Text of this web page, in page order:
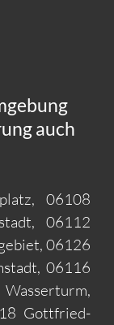
auch
06108
06112
06126
06116
Gottfried-